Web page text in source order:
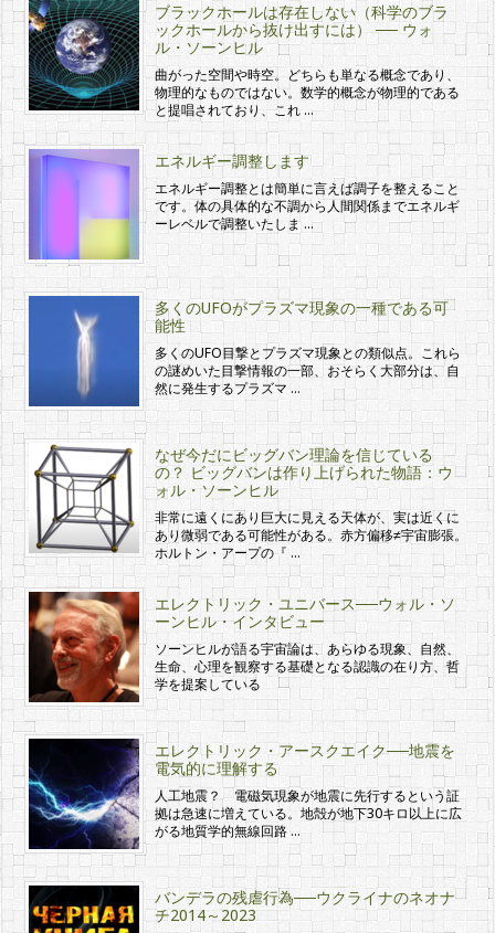
ブラックホールは存在しない（科学のブラ
ックホールから抜け出すには） ── ウォ
ル・ソーンヒル
曲がった空間や時空。どちらも単なる概念であり、
物理的なものではない。数学的概念が物理的である
と提唱されており、これ …
エネルギー調整します
エネルギー調整とは簡単に言えば調子を整えること
です。体の具体的な不調から人間関係までエネルギ
ーレベルで調整いたしま …
多くのUFOがプラズマ現象の一種である可
能性
多くのUFO目撃とプラズマ現象との類似点。これら
の謎めいた目撃情報の一部、おそらく大部分は、自
然に発生するプラズマ …
なぜ今だにビッグバン理論を信じている
の？ ビッグバンは作り上げられた物語：ウ
ォル・ソーンヒル
非常に遠くにあり巨大に見える天体が、実は近くに
あり微弱である可能性がある。赤方偏移≠宇宙膨張。
ホルトン・アープの『 …
エレクトリック・ユニバース──ウォル・ソ
ーンヒル・インタビュー
ソーンヒルが語る宇宙論は、あらゆる現象、自然、
生命、心理を観察する基礎となる認識の在り方、哲
学を提案している
エレクトリック・アースクエイク──地震を
電気的に理解する
人工地震？ 電磁気現象が地震に先行するという証
拠は急速に増えている。地殻が地下30キロ以上に広
がる地質学的無線回路 …
バンデラの残虐行為──ウクライナのネオナ
チ2014～2023